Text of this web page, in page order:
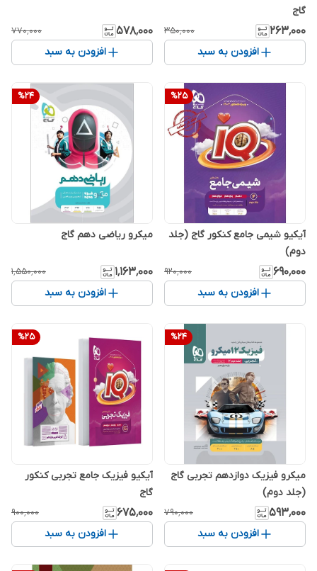
گاج
۲۶۳٬۰۰۰ ۳۵۰٬۰۰۰
افزودن به سبد
۵۷۸٬۰۰۰ ۷۷۰٬۰۰۰
افزودن به سبد
%25
آیکیو شیمی جامع کنکور گاج (جلد
دوم)
۶۹۰٬۰۰۰ ۹۲۰٬۰۰۰
افزودن به سبد
%24
میکرو ریاضی دهم گاج
۱٬۱۶۳٬۰۰۰ ۱٬۵۵۰٬۰۰۰
افزودن به سبد
%24
میکرو فیزیک دوازدهم تجربی گاج
(جلد دوم)
۵۹۳٬۰۰۰ ۷۹۰٬۰۰۰
افزودن به سبد
%25
آیکیو فیزیک جامع تجربی کنکور
گاج
۶۷۵٬۰۰۰ ۹۰۰٬۰۰۰
افزودن به سبد